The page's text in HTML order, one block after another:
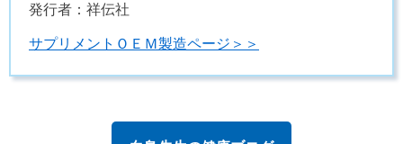
発行者：祥伝社
サプリメントＯＥＭ製造ページ＞＞